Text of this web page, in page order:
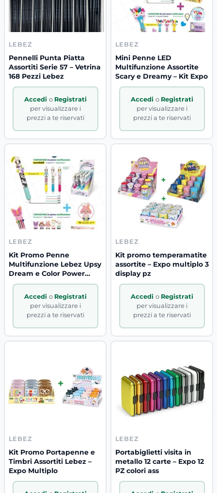
LEBEZ
Pennelli Punta Piatta
Assortiti Serie 57 – Vetrina
168 Pezzi Lebez
Accedi o Registrati
per visualizzare i
prezzi a te riservati
LEBEZ
Mini Penne LED
Multifunzione Assortite
Scary e Dreamy – Kit Expo
Accedi o Registrati
per visualizzare i
prezzi a te riservati
LEBEZ
Kit Promo Penne
Multifunzione Lebez Upsy
Dream e Color Power
Expo
Accedi o Registrati
per visualizzare i
prezzi a te riservati
LEBEZ
Kit promo temperamatite
assortite – Expo multiplo 3
display pz
Accedi o Registrati
per visualizzare i
prezzi a te riservati
LEBEZ
Kit Promo Portapenne e
Timbri Assortiti Lebez –
Expo Multiplo
LEBEZ
Portabiglietti visita in
metallo 12 carte – Expo 12
PZ colori ass